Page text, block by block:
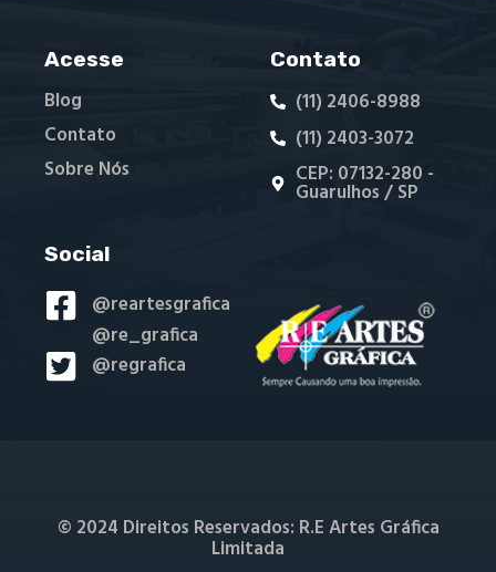
Acesse
Blog
Contato
Sobre Nós
Contato
(11) 2406-8988
(11) 2403-3072
CEP: 07132-280 -
Guarulhos / SP
Social
@reartesgrafica
@re_grafica
@regrafica
© 2024 Direitos Reservados: R.E Artes Gráfica
Limitada